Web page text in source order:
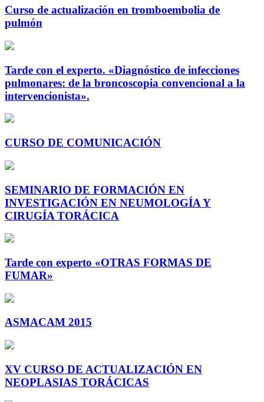
Curso de actualización en tromboembolia de
pulmón
Tarde con el experto. «Diagnóstico de infecciones
pulmonares: de la broncoscopia convencional a la
intervencionista».
CURSO DE COMUNICACIÓN
SEMINARIO DE FORMACIÓN EN
INVESTIGACIÓN EN NEUMOLOGÍA Y
CIRUGÍA TORÁCICA
Tarde con experto «OTRAS FORMAS DE
FUMAR»
ASMACAM 2015
XV CURSO DE ACTUALIZACIÓN EN
NEOPLASIAS TORÁCICAS